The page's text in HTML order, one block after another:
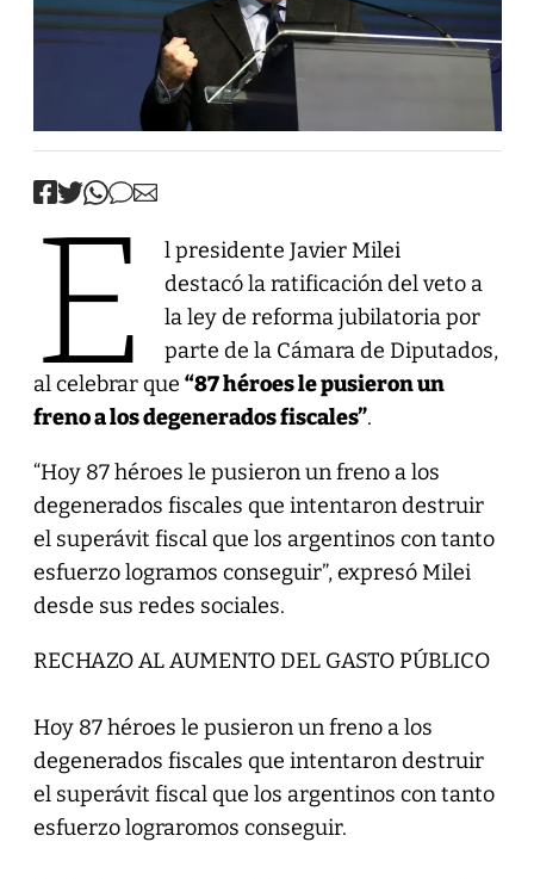
E
l presidente Javier Milei
destacó la ratificación del veto a
la ley de reforma jubilatoria por
parte de la Cámara de Diputados,
al celebrar que “87 héroes le pusieron un
freno a los degenerados fiscales”.
“Hoy 87 héroes le pusieron un freno a los
degenerados fiscales que intentaron destruir
el superávit fiscal que los argentinos con tanto
esfuerzo logramos conseguir”, expresó Milei
desde sus redes sociales.
RECHAZO AL AUMENTO DEL GASTO PÚBLICO
Hoy 87 héroes le pusieron un freno a los
degenerados fiscales que intentaron destruir
el superávit fiscal que los argentinos con tanto
esfuerzo lograromos conseguir.